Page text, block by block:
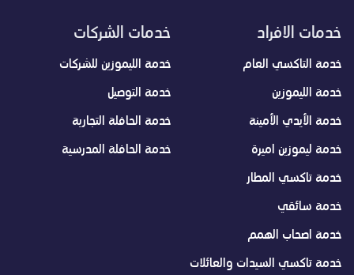
خدمات الافراد
خدمة التاكسي العام
خدمة الليموزين
خدمة الأيدي الأمينة
خدمة ليموزين اميرة
خدمة تاكسي المطار
خدمة سائقي
خدمة اصحاب الهمم
خدمة تاكسي السيدات والعائلات
خدمات الشركات
خدمة الليموزين للشركات
خدمة التوصيل
خدمة الحافلة التجارية
خدمة الحافلة المدرسية